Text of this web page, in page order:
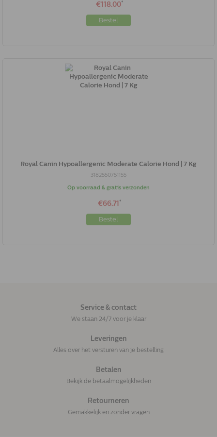
€118.00*
Bestel
Royal Canin Hypoallergenic Moderate Calorie Hond | 7 Kg
3182550751155
Op voorraad & gratis verzonden
€66.71 *
Bestel
Service & contact
We staan 24/7 voor je klaar
Leveringen
Alles over het versturen van je bestelling
Betalen
Bekijk de betaalmogelijkheden
Retourneren
Gemakkelijk en zonder vragen